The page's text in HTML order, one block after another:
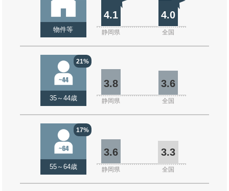
物件等
4.1 4.0
静岡県 全国
21%
35～44歳
3.8 3.6
静岡県 全国
17%
55～64歳
3.6 3.3
静岡県 全国